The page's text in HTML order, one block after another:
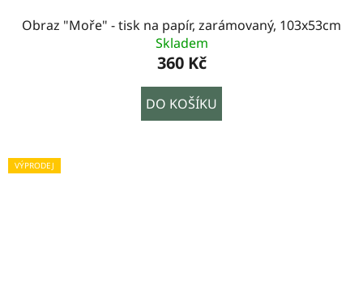
Obraz "Moře" - tisk na papír, zarámovaný, 103x53cm
Skladem
360 Kč
DO KOŠÍKU
VÝPRODEJ